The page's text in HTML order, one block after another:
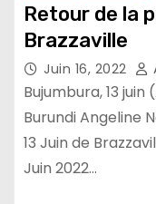
Retour de la
Brazzaville
Juin 16, 2022
Bujumbura, 13
Burundi Angeline
13 Juin de
Juin 2022…